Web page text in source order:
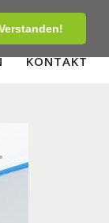
KONTAKT
10